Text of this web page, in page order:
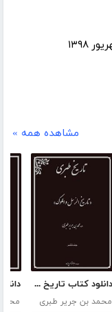
مشاهده همه »
دانلود کتاب تاریخ طبری - جلد ششم
محمد بن جریر طبری